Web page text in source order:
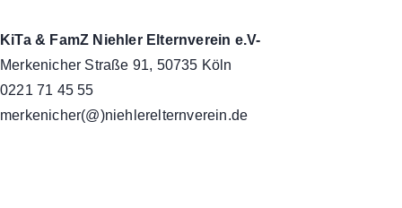
KiTa & FamZ Niehler Elternverein e.V-
Merkenicher Straße 91, 50735 Köln
0221 71 45 55
merkenicher(@)niehlerelternverein.de